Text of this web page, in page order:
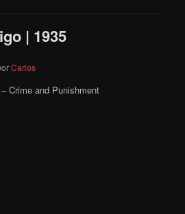
| 1935
Carlos
Crime and Punishment